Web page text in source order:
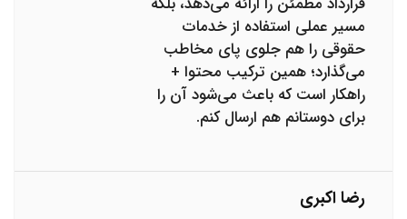
مسیر عملی استفاده از خدمات
حقوقی را هم جلوی پای مخاطب
می‌گذارد؛ همین ترکیب محتوا +
راهکار است که باعث می‌شود آن را
برای دوستانم هم ارسال کنم.
رضا اکبری